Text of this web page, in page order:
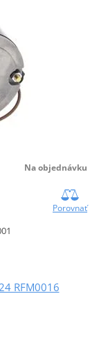
Na objednávku
Porovnať
RFM0016